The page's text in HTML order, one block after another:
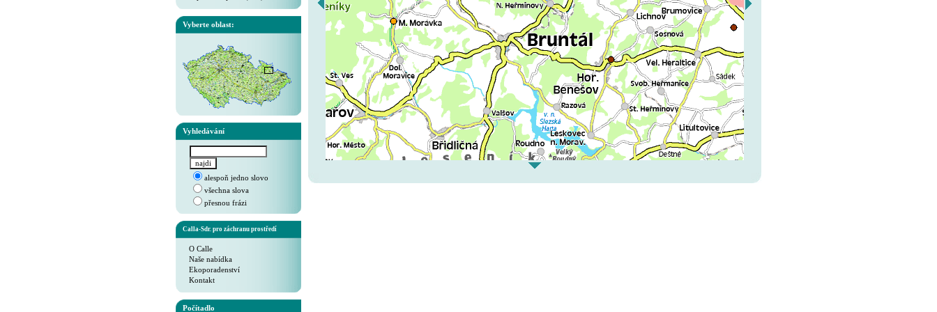
Vyberte oblast:
Vyhledávání
alespoň jedno slovo
všechna slova
přesnou frázi
Calla-Sdr. pro záchranu prostředí
O Calle
Naše nabídka
Ekoporadenství
Kontakt
Počítadlo